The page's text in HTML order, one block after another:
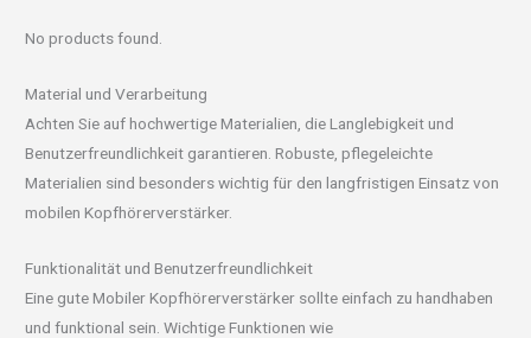
No products found.
Material und Verarbeitung
Achten Sie auf hochwertige Materialien, die Langlebigkeit und
Benutzerfreundlichkeit garantieren. Robuste, pflegeleichte
Materialien sind besonders wichtig für den langfristigen Einsatz von
mobilen Kopfhörerverstärker.
Funktionalität und Benutzerfreundlichkeit
Eine gute Mobiler Kopfhörerverstärker sollte einfach zu handhaben
und funktional sein. Wichtige Funktionen wie